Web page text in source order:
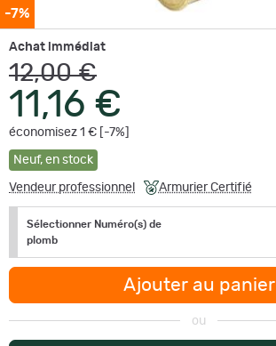
-7%
Achat immédiat
12,00 €
11,16 €
économisez 1 € [-7%]
Neuf, en stock
Vendeur professionnel Armurier Certifié
Sélectionner Numéro(s) de
plomb
Ajouter au panier
ou